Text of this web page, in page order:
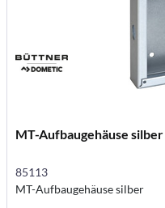
MT-Aufbaugehäuse silber
85113
MT-Aufbaugehäuse silber